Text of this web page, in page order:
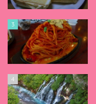
3
4